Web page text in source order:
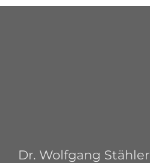
Dr. Wolfgang Stähler